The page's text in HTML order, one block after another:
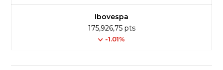
Ibovespa
175,926,75 pts
-1.01%